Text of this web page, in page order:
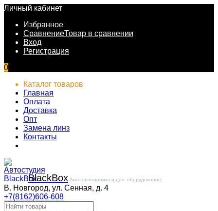
Личный кабинет
Избранное
СравнениеТовар в сравнении
Вход
Регистрация
0
Каталог товаров
Главная
Оплата
Доставка
Опт
Замена линз
Контакты
BlackBox Автоэлектроника и доп. оборудование
В. Новгород, ул. Сенная, д. 4
+7(8162)606-608